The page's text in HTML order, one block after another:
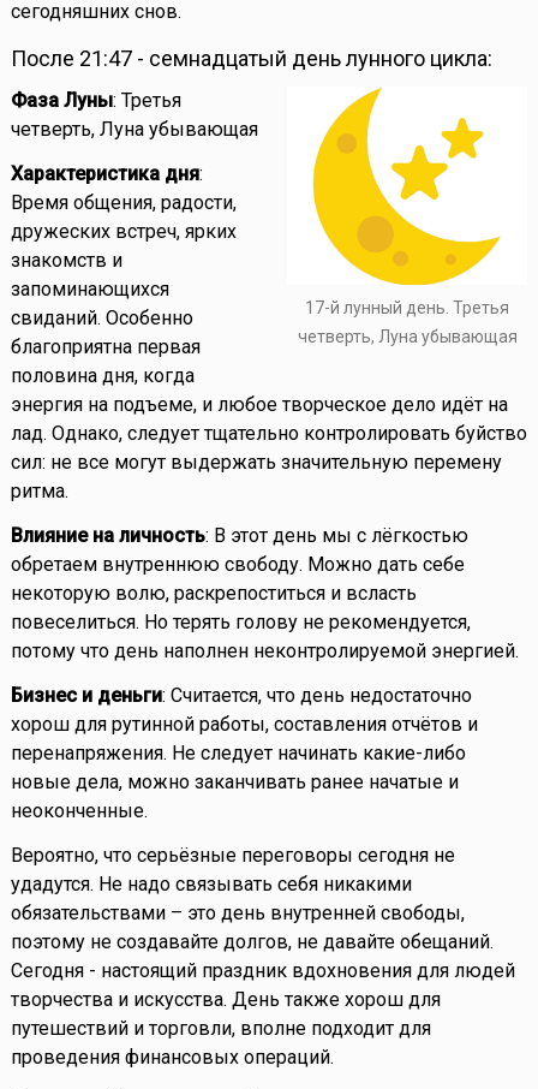
сегодняшних снов.
После 21:47 - семнадцатый день лунного цикла:
17-й лунный день. Третья
четверть, Луна убывающая
Фаза Луны: Третья
четверть, Луна убывающая
Характеристика дня:
Время общения, радости,
дружеских встреч, ярких
знакомств и
запоминающихся
свиданий. Особенно
благоприятна первая
половина дня, когда
энергия на подъеме, и любое творческое дело идёт на
лад. Однако, следует тщательно контролировать буйство
сил: не все могут выдержать значительную перемену
ритма.
Влияние на личность: В этот день мы с лёгкостью
обретаем внутреннюю свободу. Можно дать себе
некоторую волю, раскрепоститься и всласть
повеселиться. Но терять голову не рекомендуется,
потому что день наполнен неконтролируемой энергией.
Бизнес и деньги: Считается, что день недостаточно
хорош для рутинной работы, составления отчётов и
перенапряжения. Не следует начинать какие-либо
новые дела, можно заканчивать ранее начатые и
неоконченные.
Вероятно, что серьёзные переговоры сегодня не
удадутся. Не надо связывать себя никакими
обязательствами – это день внутренней свободы,
поэтому не создавайте долгов, не давайте обещаний.
Сегодня - настоящий праздник вдохновения для людей
творчества и искусства. День также хорош для
путешествий и торговли, вполне подходит для
проведения финансовых операций.